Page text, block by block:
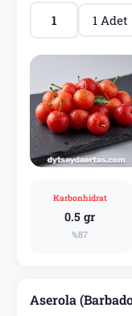
Karbonhidrat
0.5 gr
%87
Aserola